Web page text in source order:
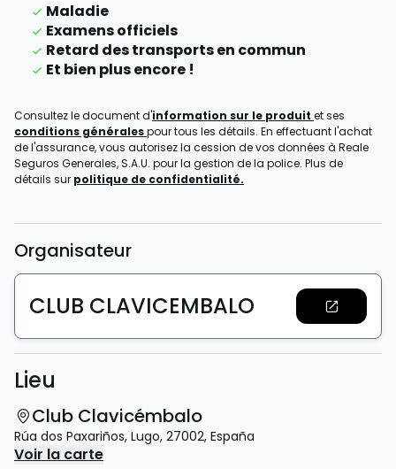
Maladie
Examens officiels
Retard des transports en commun
Et bien plus encore !
Consultez le document d'information sur le produit et ses
conditions généralespour tous les détails. En effectuant l'achat
de l'assurance, vous autorisez la cession de vos données à Reale
Seguros Generales, S.A.U. pour la gestion de la police. Plus de
détails sur politique de confidentialité.
Organisateur
CLUB CLAVICEMBALO
Lieu
Club Clavicémbalo
Rúa dos Paxariños, Lugo, 27002, España
Voir la carte